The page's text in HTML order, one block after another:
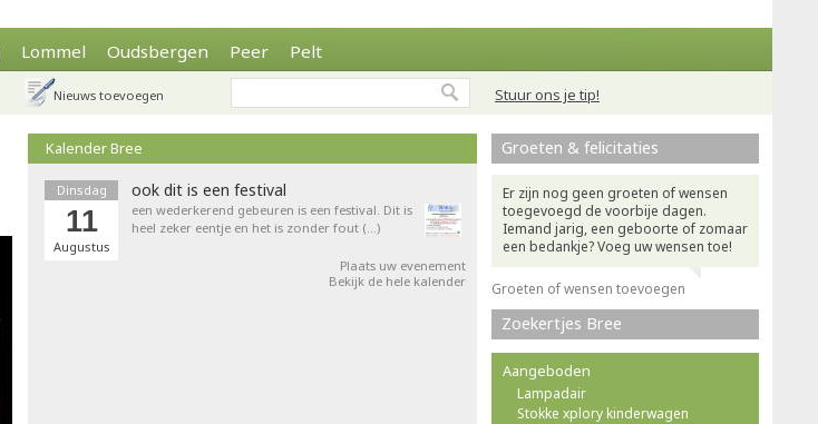
Lommel Oudsbergen Peer Pelt
Stuur ons je tip!
Nieuws toevoegen
Kalender Bree
Dinsdag
11
Augustus
ook dit is een festival
een wederkerend gebeuren is een festival. Dit is
heel zeker eentje en het is zonder fout (…)
Plaats uw evenement
Bekijk de hele kalender
Groeten & felicitaties
Er zijn nog geen groeten of wensen
toegevoegd de voorbije dagen.
Iemand jarig, een geboorte of zomaar
een bedankje? Voeg uw wensen toe!
Groeten of wensen toevoegen
Zoekertjes Bree
Aangeboden
Lampadair
Stokke xplory kinderwagen